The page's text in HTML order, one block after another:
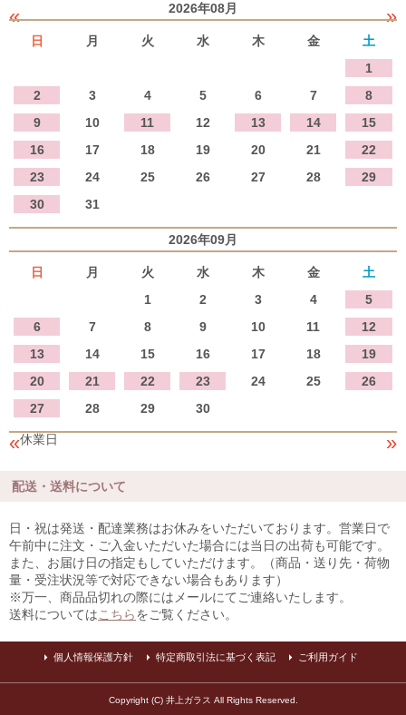
« »
2026年08月
日 月 火 水 木 金
土
1
2
3 4 5 6 7
8
9
10 11 12 13 14
15
16
17 18 19 20 21
22
23
24 25 26 27 28
29
30
31
2026年09月
日 月 火 水 木 金
土
1
2 3 4
5
6
7 8 9 10 11
12
13
14 15 16 17 18
19
20
21 22 23 24 25
26
27
28 29 30
« »
休業日
配送・送料について
日・祝は発送・配達業務はお休みをいただいております。営業日で
午前中に注文・ご入金いただいた場合には当日の出荷も可能です。
また、お届け日の指定もしていただけます。（商品・送り先・荷物
量・受注状況等で対応できない場合もあります）
※万一、商品品切れの際にはメールにてご連絡いたします。
送料についてはこちらをご覧ください。
個人情報保護方針 特定商取引法に基づく表記 ご利用ガイド
Copyright (C) 井上ガラス All Rights Reserved.